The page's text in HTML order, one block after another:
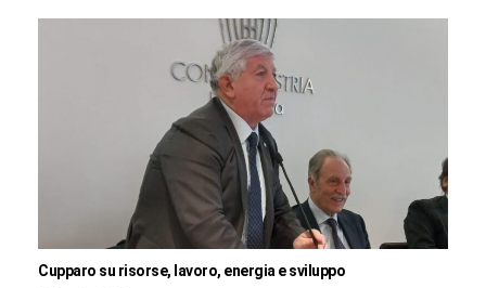
Cupparo su risorse, lavoro, energia e sviluppo